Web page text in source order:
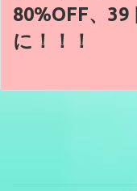
80%OFF、
に！！！